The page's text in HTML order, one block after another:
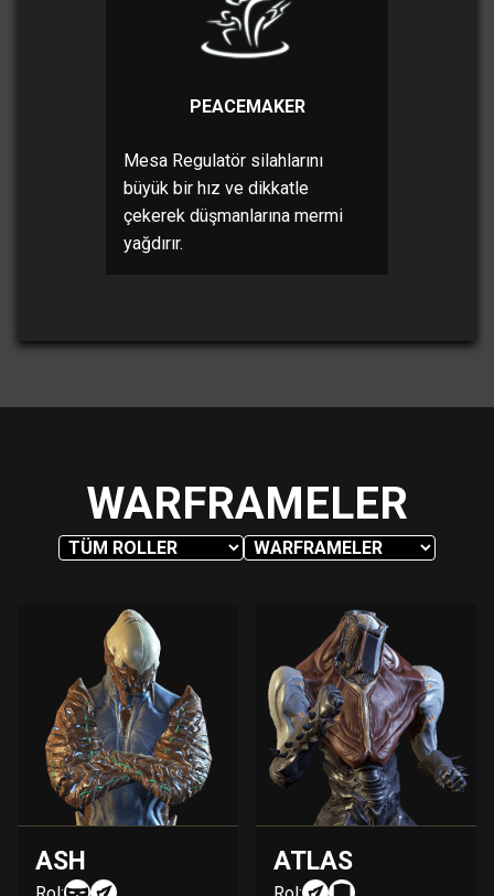
PEACEMAKER
Mesa Regulatör silahlarını
büyük bir hız ve dikkatle
çekerek düşmanlarına mermi
yağdırır.
WARFRAMELER
ASH ATLAS